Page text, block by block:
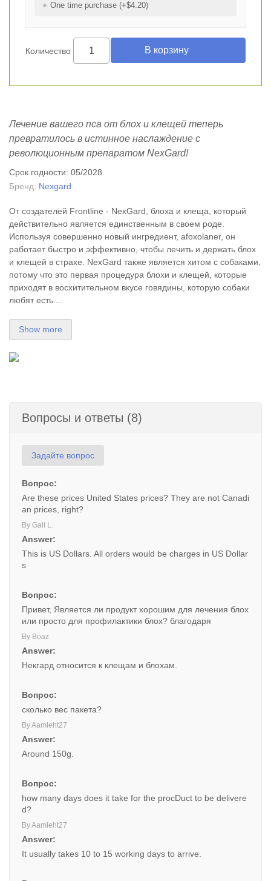
One time purchase (+$4.20)
Количество
Лечение вашего пса от блох и клещей теперь
превратилось в истинное наслаждение с
революционным препаратом NexGard!
Срок годности: 05/2028
Бренд: Nexgard
От создателей Frontline - NexGard, блоха и клеща,
который
действительно является единственным в своем роде.
Используя совершенно новый ингредиент, afoxolaner, он
работает быстро и эффективно, чтобы лечить и держать блох
и клещей в страхе. NexGard также является хитом с собаками,
потому что это первая процедура блохи и клещей,
которые
приходят в восхитительном вкусе говядины, которую собаки
любят есть....
Show more
Вопросы и ответы (8)
Задайте вопрос
Вопрос:
Are these prices United States prices? They are not Canadi
an prices, right?
By Gail L.
Answer:
This is US Dollars. All orders would be charges in US Dollar
s
Вопрос:
Привет, Является ли продукт хорошим для лечения блох
или просто для профилактики блох? благодаря
By Boaz
Answer:
Некгард относится к клещам и блохам.
Вопрос:
сколько вес пакета?
By Aamleht27
Answer:
Around 150g.
Вопрос:
how many days does it take for the procDuct to be delivere
d?
By Aamleht27
Answer:
It usually takes 10 to 15 working days to arrive.